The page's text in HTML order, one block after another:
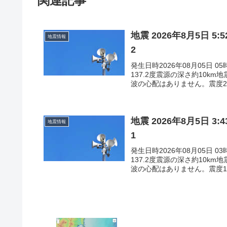
地震情報
地震 2026年8月5日
2
発生日時2026年08月05日 05
137.2度震源の深さ約10km地
波の心配はありません。震度
地震情報
地震 2026年8月5日
1
発生日時2026年08月05日 03
137.2度震源の深さ約10km地
波の心配はありません。震度